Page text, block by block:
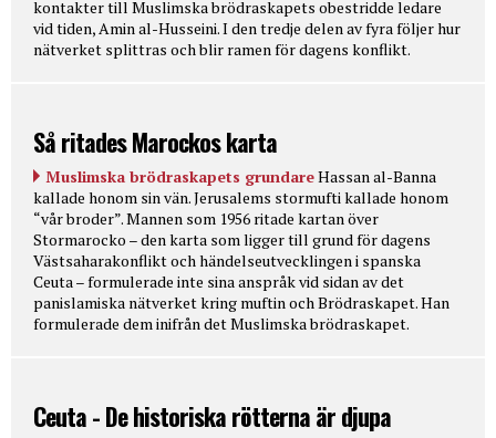
kontakter till Muslimska brödraskapets obestridde ledare
vid tiden, Amin al-Husseini. I den tredje delen av fyra följer hur
nätverket splittras och blir ramen för dagens konflikt.
Så ritades Marockos karta
Muslimska brödraskapets grundareHassan al-Banna
kallade honom sin vän. Jerusalems stormufti kallade honom
“vår broder”. Mannen som 1956 ritade kartan över
Stormarocko – den karta som ligger till grund för dagens
Västsaharakonflikt och händelseutvecklingen i spanska
Ceuta – formulerade inte sina anspråk vid sidan av det
panislamiska nätverket kring muftin och Brödraskapet. Han
formulerade dem inifrån det Muslimska brödraskapet.
Ceuta - De historiska rötterna är djupa